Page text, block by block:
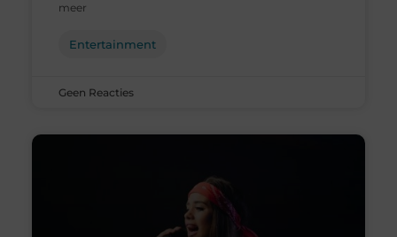
meer
Entertainment
Geen Reacties